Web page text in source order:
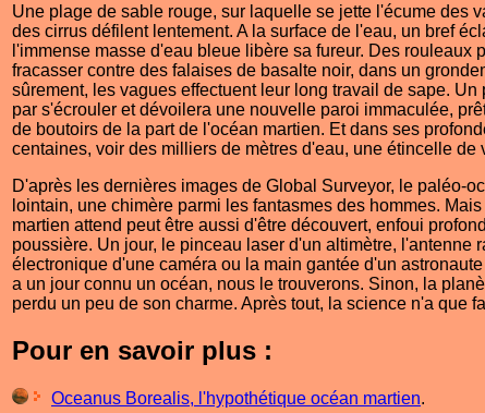
Une plage de sable rouge, sur laquelle se jette l'écume des
des cirrus défilent lentement. A la surface de l'eau, un bref
l'immense masse d'eau bleue libère sa fureur. Des rouleaux
fracasser contre des falaises de basalte noir, dans un
sûrement, les vagues effectuent leur long travail de sape. Un
par s'écrouler et dévoilera une nouvelle paroi immaculée,
de boutoirs de la part de l'océan martien. Et dans ses
centaines, voir des milliers de mètres d'eau, une étincelle de
D'après les dernières images de Global Surveyor, le paléo-
lointain, une chimère parmi les fantasmes des hommes.
martien attend peut être aussi d'être découvert, enfoui
poussière. Un jour, le pinceau laser d'un altimètre, l'antenne
électronique d'une caméra ou la main gantée d'un
a un jour connu un océan, nous le trouverons. Sinon, la
perdu un peu de son charme. Après tout, la science n'a que
Pour en savoir plus :
Oceanus Borealis, l'hypothétique océan martien.